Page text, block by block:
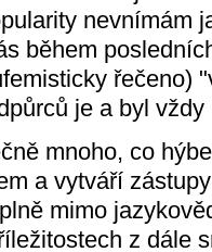
nevnímám
během
řečeno)
je a byl
mnoho, co
a vytváří
mimo
z dále